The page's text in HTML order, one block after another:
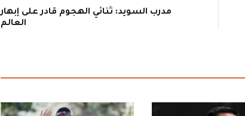
مدرب السويد: ثنائي الهجوم قادر على إبهار
العالم